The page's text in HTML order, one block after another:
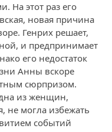
На этот раз его
новая причина
Генрих решает,
и предпринимает
его недостаток
Анны вскоре
сюрпризом.
из женщин,
не могла избежать
событий